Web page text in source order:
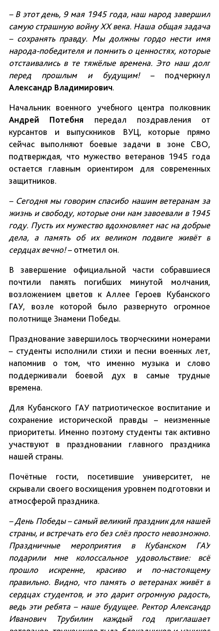
– В этот день, 9 мая 1945 года, наш народ завершил
самую страшную войну ХХ века. Наша общая задача
– сохранять правду. Мы должны гордо нести имя
народа-победителя и помнить о ценностях, которые
отстаивались в те тяжёлые времена. Это наш долг
перед прошлым и будущим!– подчеркнул
Александр Владимирович.
Начальник военного учебного центра полковник
Андрей Потебня передал поздравления от
курсантов и выпускников ВУЦ, которые прямо
сейчас выполняют боевые задачи в зоне СВО,
подтверждая, что мужество ветеранов 1945 года
остается главным ориентиром для современных
защитников.
– Сегодня мы говорим спасибо нашим ветеранам за
жизнь и свободу, которые они нам завоевали в 1945
году. Пусть их мужество вдохновляет нас на добрые
дела, а память об их великом подвиге живёт в
сердцах вечно!– отметил он.
В завершение официальной части собравшиеся
почтили память погибших минутой молчания,
возложением цветов к Аллее Героев Кубанского
ГАУ, возле которой было развернуто огромное
полотнище Знамени Победы.
Празднование завершилось творческими номерами
– студенты исполнили стихи и песни военных лет,
напомнив о том, что именно музыка и слово
поддерживали боевой дух в самые трудные
времена.
Для Кубанского ГАУ патриотическое воспитание и
сохранение исторической правды – неизменные
приоритеты. Именно поэтому студенты так активно
участвуют в праздновании главного праздника
нашей страны.
Почётные гости, посетившие университет, не
скрывали своего восхищения уровнем подготовки и
атмосферой праздника.
– День Победы – самый великий праздник для нашей
страны, и встречать его без слёз просто невозможно.
Праздничные мероприятия в Кубанском ГАУ
подарили мне колоссальное удовольствие: всё
прошло искренне, красиво и по-настоящему
правильно. Видно, что память о ветеранах живёт в
сердцах студентов, и это дарит огромную радость,
ведь эти ребята – наше будущее. Ректор Александр
Иванович Трубилин каждый год приглашает